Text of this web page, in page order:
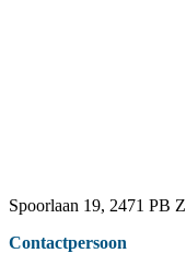
Spoorlaan 19, 2471 PB
Contactpersoon